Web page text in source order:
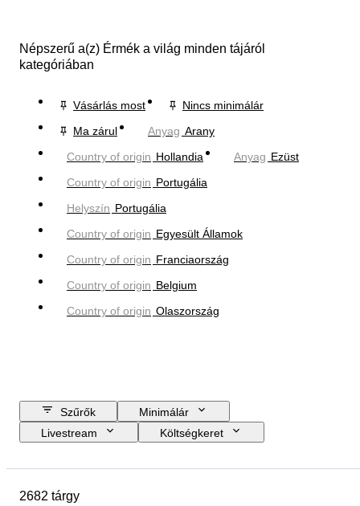
Népszerű a(z) Érmék a világ minden tájáról
kategóriában
Vásárlás most
Nincs minimálár
Ma zárul
Anyag Arany
Country of origin Hollandia Anyag Ezüst
Country of origin Portugália
Helyszín Portugália
Country of origin Egyesült Államok
Country of origin Franciaország
Country of origin Belgium
Country of origin Olaszország
Szűrők
Minimálár
Livestream
Költségkeret
Anyag
2682 tárgy